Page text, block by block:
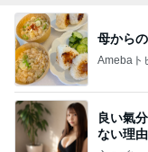
母から
Amebaト
良い氣
ない理由